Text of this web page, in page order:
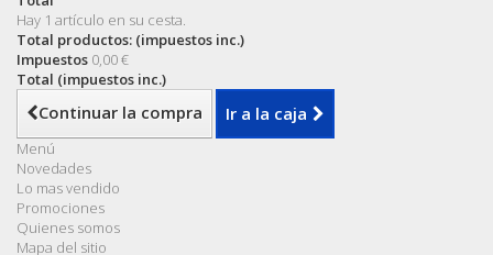
Hay 1 artículo en su cesta.
Total productos: (impuestos inc.)
Impuestos 0,00 €
Total (impuestos inc.)
Continuar la compra Ir a la caja
Menú
Novedades
Lo mas vendido
Promociones
Quienes somos
Mapa del sitio